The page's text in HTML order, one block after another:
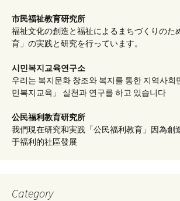
市民福祉教育研究所
福祉文化の創造と福祉によるまちづくりのた
育」の実践と研究を行っています。
시민복지교육연구소
우리는 복지문화 창조와 복지를 통한 지역사회
민복지교육」 실천과 연구를 하고 있습니다
公民福利教育研究所
我們現在研究和実践「公民福利教育」因為創
于福利的社區發展
Category